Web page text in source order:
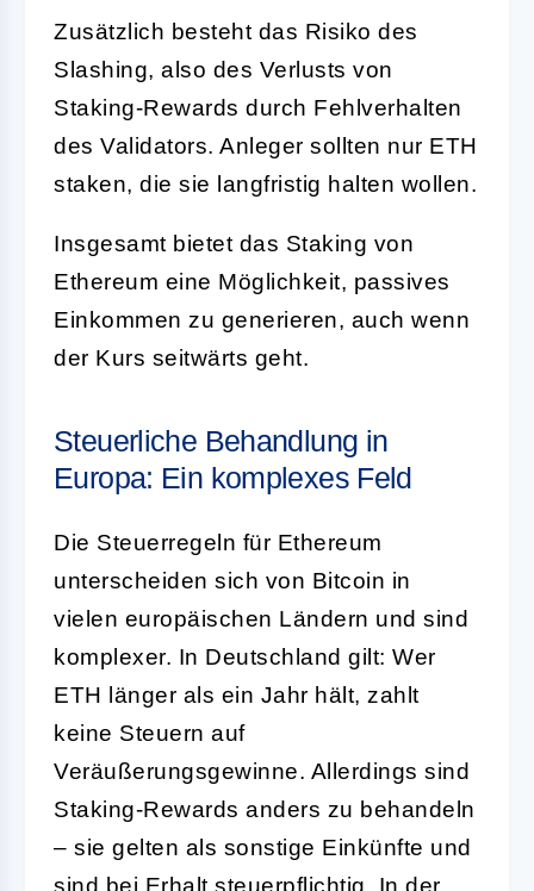
Zusätzlich besteht das Risiko des
Slashing, also des Verlusts von
Staking-Rewards durch Fehlverhalten
des Validators. Anleger sollten nur ETH
staken, die sie langfristig halten wollen.
Insgesamt bietet das Staking von
Ethereum eine Möglichkeit, passives
Einkommen zu generieren, auch wenn
der Kurs seitwärts geht.
Steuerliche Behandlung in
Europa: Ein komplexes Feld
Die Steuerregeln für Ethereum
unterscheiden sich von Bitcoin in
vielen europäischen Ländern und sind
komplexer. In Deutschland gilt: Wer
ETH länger als ein Jahr hält, zahlt
keine Steuern auf
Veräußerungsgewinne. Allerdings sind
Staking-Rewards anders zu behandeln
– sie gelten als sonstige Einkünfte und
sind bei Erhalt steuerpflichtig. In der